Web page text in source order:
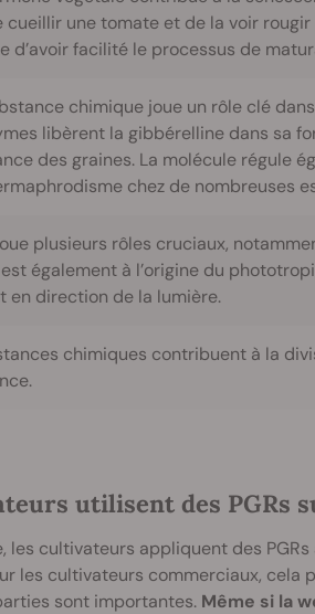
cueillir une tomate et de la voir
d’avoir facilité le processus de
chimique joue un rôle clé
libèrent la gibbérelline dans sa
des graines. La molécule régule
chez de nombreuses
plusieurs rôles cruciaux,
est également à l’origine du
en direction de la lumière.
chimiques contribuent à la
utilisent des PGRs
les cultivateurs appliquent des
les cultivateurs commerciaux, cela
sont importantes. Même si la